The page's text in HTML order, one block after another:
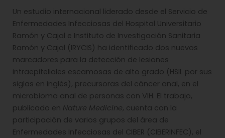
Un estudio internacional liderado desde el Servicio de
Enfermedades Infecciosas del Hospital Universitario
Ramón y Cajal e Instituto de Investigación Sanitaria
Ramón y Cajal (IRYCIS) ha identificado dos nuevos
marcadores para la detección de lesiones
intraepiteliales escamosas de alto grado (HSIL por sus
siglas en inglés), precursoras del cáncer anal, en el
microbioma anal de personas con VIH. El trabajo,
publicado en Nature Medicine, cuenta con la
participación de varios grupos del área de
Enfermedades Infecciosas del CIBER (CIBERINFEC), el